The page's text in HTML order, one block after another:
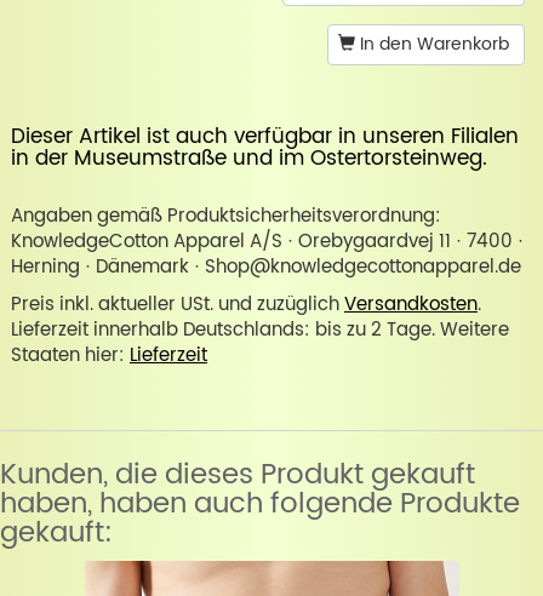
In den Warenkorb
Dieser Artikel ist auch verfügbar in unseren Filialen
in der Museumstraßeund imOstertorsteinweg.
Angaben gemäß Produktsicherheitsverordnung:
KnowledgeCotton Apparel A/S · Orebygaardvej 11 · 7400 ·
Herning · Dänemark · Shop@knowledgecottonapparel.de
Preis inkl. aktueller USt. und zuzüglichVersandkosten.
Lieferzeit innerhalb Deutschlands: bis zu 2 Tage. Weitere
Staaten hier: Lieferzeit
Kunden, die dieses Produkt gekauft
haben, haben auch folgende Produkte
gekauft: